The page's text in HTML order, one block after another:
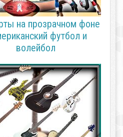
на прозрачном фоне
футбол и
волейбол